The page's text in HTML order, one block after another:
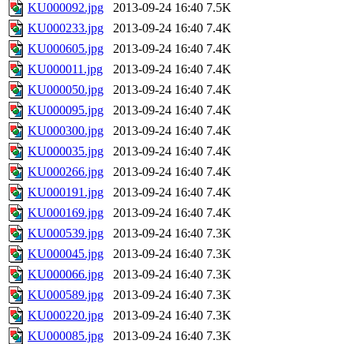
KU000092.jpg
2013-09-24 16:40 7.5K
KU000233.jpg
2013-09-24 16:40 7.4K
KU000605.jpg
2013-09-24 16:40 7.4K
KU000011.jpg
2013-09-24 16:40 7.4K
KU000050.jpg
2013-09-24 16:40 7.4K
KU000095.jpg
2013-09-24 16:40 7.4K
KU000300.jpg
2013-09-24 16:40 7.4K
KU000035.jpg
2013-09-24 16:40 7.4K
KU000266.jpg
2013-09-24 16:40 7.4K
KU000191.jpg
2013-09-24 16:40 7.4K
KU000169.jpg
2013-09-24 16:40 7.4K
KU000539.jpg
2013-09-24 16:40 7.3K
KU000045.jpg
2013-09-24 16:40 7.3K
KU000066.jpg
2013-09-24 16:40 7.3K
KU000589.jpg
2013-09-24 16:40 7.3K
KU000220.jpg
2013-09-24 16:40 7.3K
KU000085.jpg
2013-09-24 16:40 7.3K